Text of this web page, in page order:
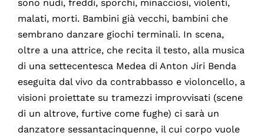
sono nudi, freddi, sporchi, minacciosi, violenti,
malati, morti. Bambini già vecchi, bambini che
sembrano danzare giochi terminali. In scena,
oltre a una attrice, che recita il testo, alla musica
di una settecentesca Medea di Anton Jiri Benda
eseguita dal vivo da contrabbasso e violoncello, a
visioni proiettate su tramezzi improvvisati (scene
di un altrove, furtive come fughe) ci sarà un
danzatore sessantacinquenne, il cui corpo vuole